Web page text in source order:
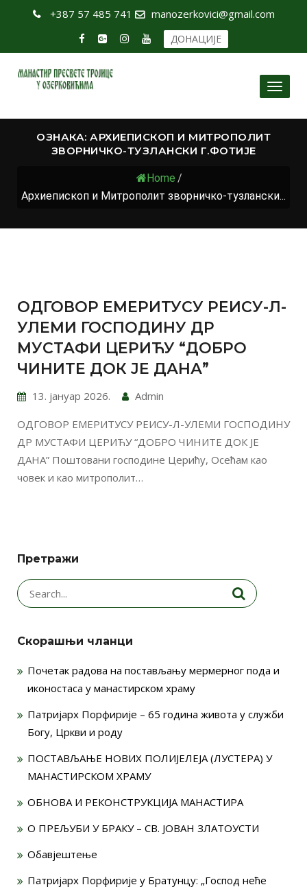
+387 57 485 741 manozerkovici@gmail.com
ДОНАЦИЈЕ
Toggle
ОЗНАКА: АРХИЕПИСКОП И МИТРОПОЛИТ
ЗВОРНИЧКО-ТУЗЛАНСКИ Г.ФОТИЈЕ
Home /
Архиепископ и Митрополит зворничко-тузлански...
ОДГОВОР ЕМЕРИТУСУ РЕИСУ-Л-
УЛЕМИ ГОСПОДИНУ ДР
МУСТАФИ ЦЕРИЋУ “ДОБРО
ЧИНИТЕ ДОК ЈЕ ДАНА”
13. јануар 2026. Admin
ОДГОВОР ЕМЕРИТУСУ РЕИСУ-Л-УЛЕМИ ГОСПОДИНУ
ДР МУСТАФИ ЦЕРИЋУ “ДОБРО ЧИНИТЕ ДОК ЈЕ
ДАНА” Поштовани господине Церићу, Осећам као
човек и као митрополит…
Претражи
Search
for:
Скорашњи чланци
Почетак радова на постављању мермерног пода и
иконостаса у манастирском храму
Патријарх Порфирије – 65 година живота у служби
Богу, Цркви и роду
ПОСТАВЉАЊЕ НОВИХ ПОЛИЈЕЛЕЈА (ЛУСТЕРА) У
МАНАСТИРСКОМ ХРАМУ
ОБНОВА И РЕКОНСТРУКЦИЈА МАНАСТИРА
О ПРЕЉУБИ У БРАКУ – СВ. ЈОВАН ЗЛАТОУСТИ
Обавјештење
Патријарх Порфирије у Братунцу: „Господ неће